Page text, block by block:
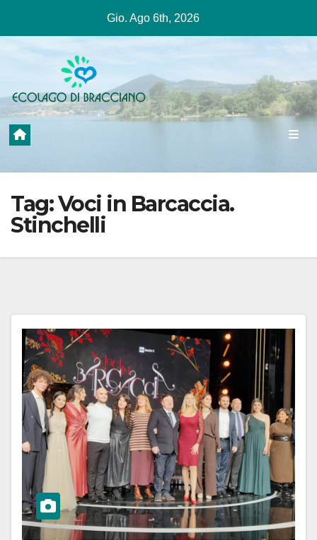
contenuto
Gio. Ago 6th, 2026
Tag:Voci in Barcaccia.
Stinchelli